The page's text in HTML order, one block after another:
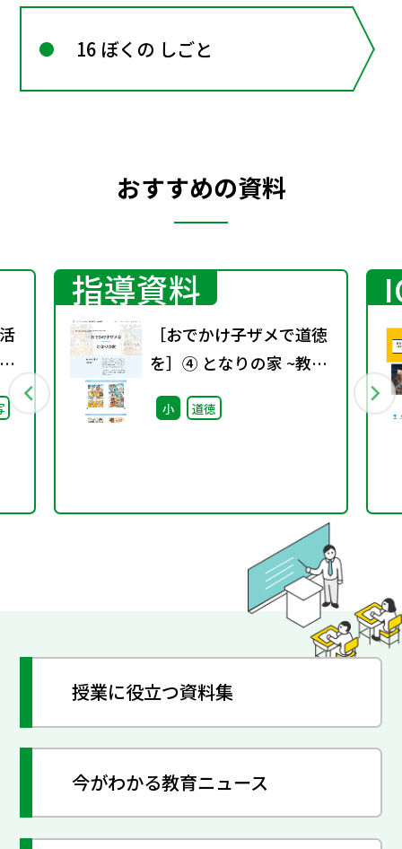
16 ぼくの しごと
おすすめの資料
指導資料
［おでかけ子ザメで道徳
を］➃ となりの家 ~教材
+指導案~
小 道徳
授業に役立つ資料集
今がわかる教育ニュース